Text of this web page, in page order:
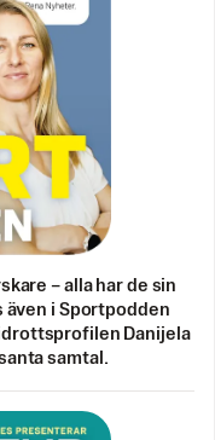
– alla har de sin
i Sportpodden
Danijela
samtal.